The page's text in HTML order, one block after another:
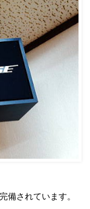
備されています。